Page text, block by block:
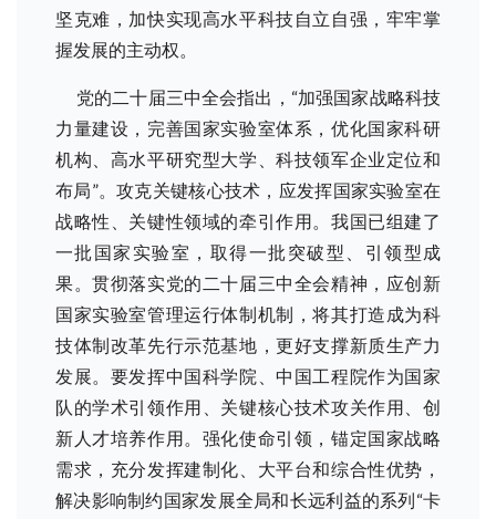
坚克难，加快实现高水平科技自立自强，牢牢掌
握发展的主动权。
党的二十届三中全会指出，“加强国家战略科技
力量建设，完善国家实验室体系，优化国家科研
机构、高水平研究型大学、科技领军企业定位和
布局”。攻克关键核心技术，应发挥国家实验室在
战略性、关键性领域的牵引作用。我国已组建了
一批国家实验室，取得一批突破型、引领型成
果。贯彻落实党的二十届三中全会精神，应创新
国家实验室管理运行体制机制，将其打造成为科
技体制改革先行示范基地，更好支撑新质生产力
发展。要发挥中国科学院、中国工程院作为国家
队的学术引领作用、关键核心技术攻关作用、创
新人才培养作用。强化使命引领，锚定国家战略
需求，充分发挥建制化、大平台和综合性优势，
解决影响制约国家发展全局和长远利益的系列“卡